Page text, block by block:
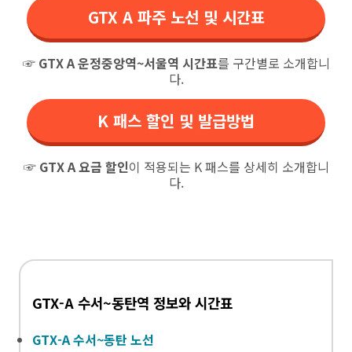
GTX A 파주 노선 및 시간표
☞ GTX A 운정중앙역~서울역 시간표를 구간별로 소개합니
다.
K 패스 할인 및 발급방법
☞ GTX A 요금 할인이 적용되는 K 패스를 상세히 소개합니
다.
GTX-A 수서~동탄역 정보와 시간표
GTX-A 수서~동탄 노선